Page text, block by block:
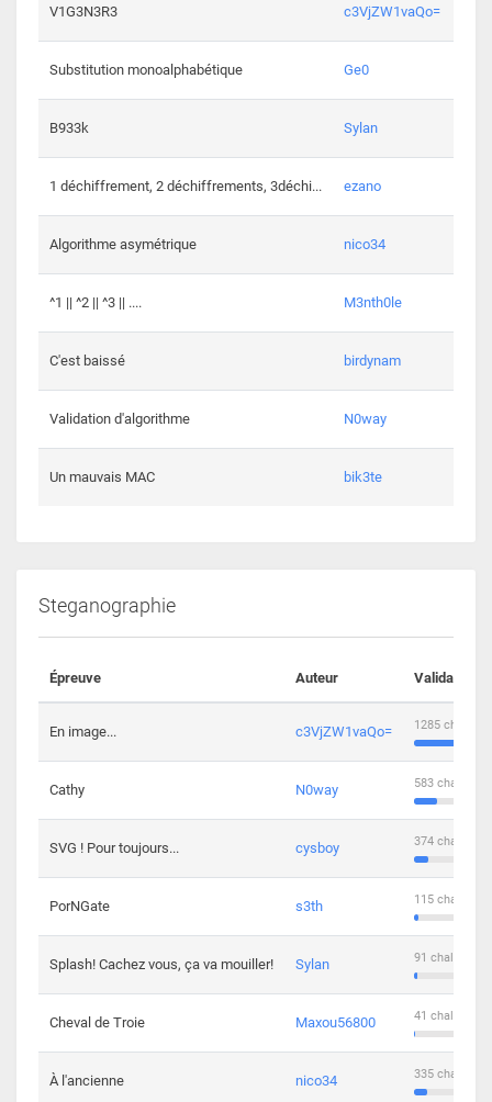
V1G3N3R3 c3VjZW1vaQo=
Substitution monoalphabétique Ge0
B933k Sylan
1 déchiffrement, 2 déchiffrements, 3déchi... ezano
Algorithme asymétrique nico34
^1 || ^2 || ^3 || .... M3nth0le
C'est baissé birdynam
Validation d'algorithme N0way
Un mauvais MAC bik3te
Steganographie
Épreuve Auteur Validations
En image... c3VjZW1vaQo= 1285
Cathy N0way 583
SVG ! Pour toujours... cysboy 374
PorNGate s3th 115
Splash! Cachez vous, ça va mouiller! Sylan 91
Cheval de Troie Maxou56800 41
À l'ancienne nico34 335